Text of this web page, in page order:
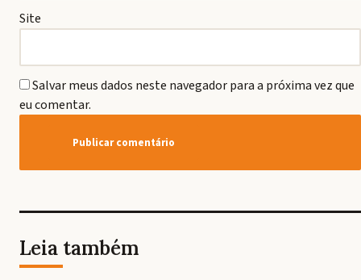
Site
Salvar meus dados neste navegador para a próxima vez que
eu comentar.
Leia também